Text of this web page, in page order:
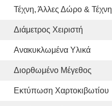
Τέχνη, Άλλες Δώρο & Τέχνη
Διάμετρος Χειριστή
Ανακυκλωμένα Υλικά
Διορθωμένο Μέγεθος
Εκτύπωση Χαρτοκιβωτίου